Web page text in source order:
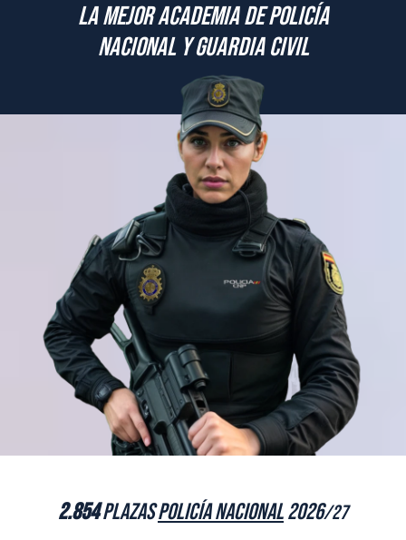
La mejor academia de Policía
Nacional y Guardia Civil
2.854plazasPolicía Nacional2026/27